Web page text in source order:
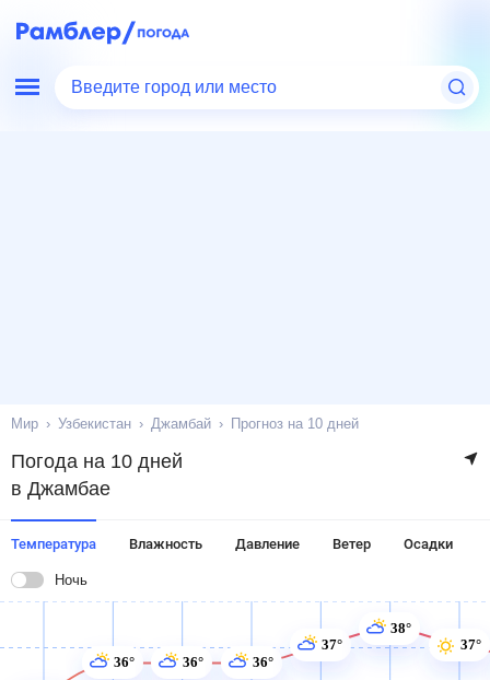
Введите город или место
Мир Узбекистан Джамбай Прогноз на 10 дней
Погода на 10 дней
в Джамбае
Температура Влажность Давление Ветер Осадки
Ночь
36° 36° 36°
37°
38°
37°